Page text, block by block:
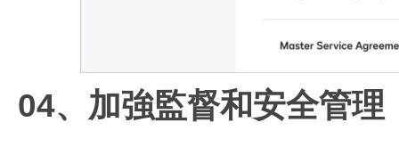
04、加強監督和安全管理